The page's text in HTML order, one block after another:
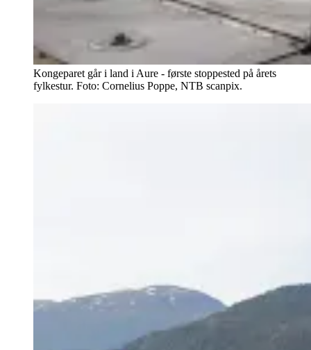
Kongeparet går i land i Aure - første stoppested på årets
fylkestur. Foto: Cornelius Poppe, NTB scanpix.